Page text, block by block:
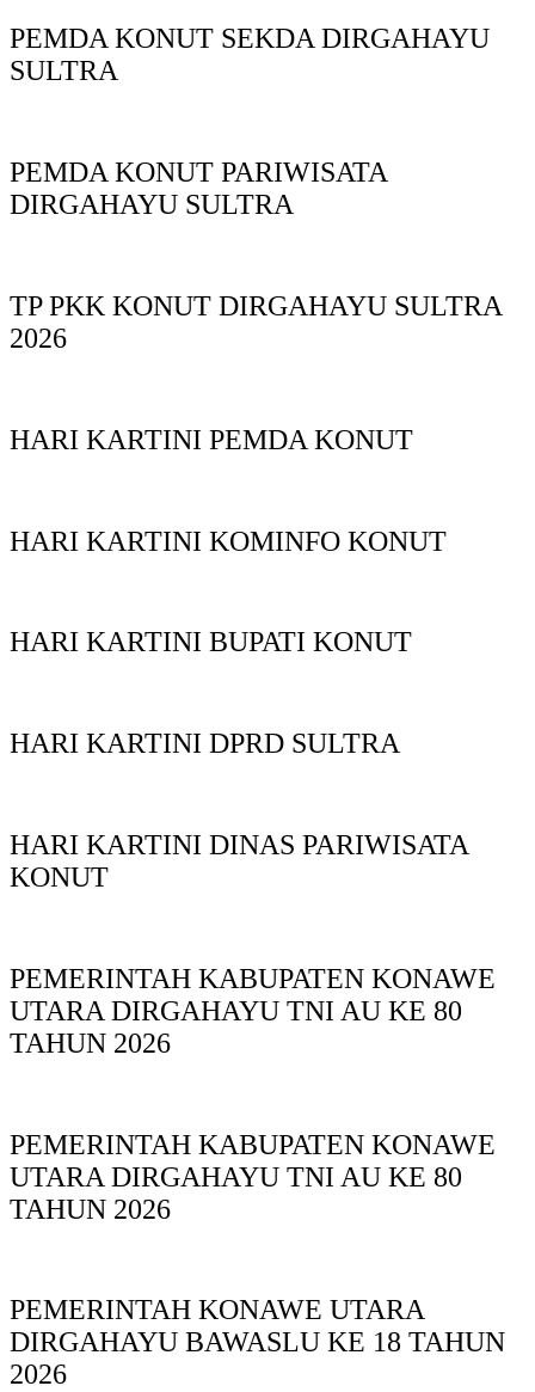
PEMDA KONUT SEKDA DIRGAHAYU
SULTRA
PEMDA KONUT PARIWISATA
DIRGAHAYU SULTRA
TP PKK KONUT DIRGAHAYU SULTRA
2026
HARI KARTINI PEMDA KONUT
HARI KARTINI KOMINFO KONUT
HARI KARTINI BUPATI KONUT
HARI KARTINI DPRD SULTRA
HARI KARTINI DINAS PARIWISATA
KONUT
PEMERINTAH KABUPATEN KONAWE
UTARA DIRGAHAYU TNI AU KE 80
TAHUN 2026
PEMERINTAH KABUPATEN KONAWE
UTARA DIRGAHAYU TNI AU KE 80
TAHUN 2026
PEMERINTAH KONAWE UTARA
DIRGAHAYU BAWASLU KE 18 TAHUN
2026